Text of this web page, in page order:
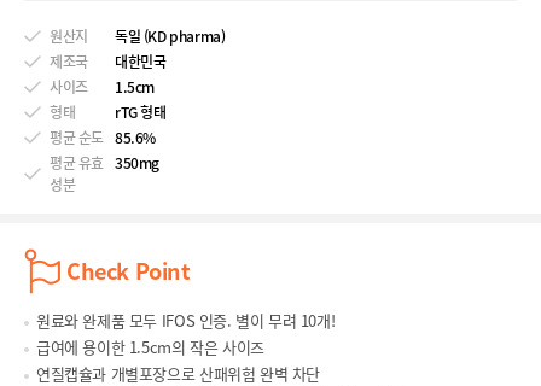
원산지
독일 (KD pharma)
제조국
대한민국
사이즈
1.5cm
형태
rTG 형태
평균 순도 85.6%
평균 유효
성분
350mg
Check Point
원료와 완제품 모두 IFOS 인증. 별이 무려 10개!
급여에 용이한 1.5cm의 작은 사이즈
연질캡슐과 개별포장으로 산패위험 완벽 차단